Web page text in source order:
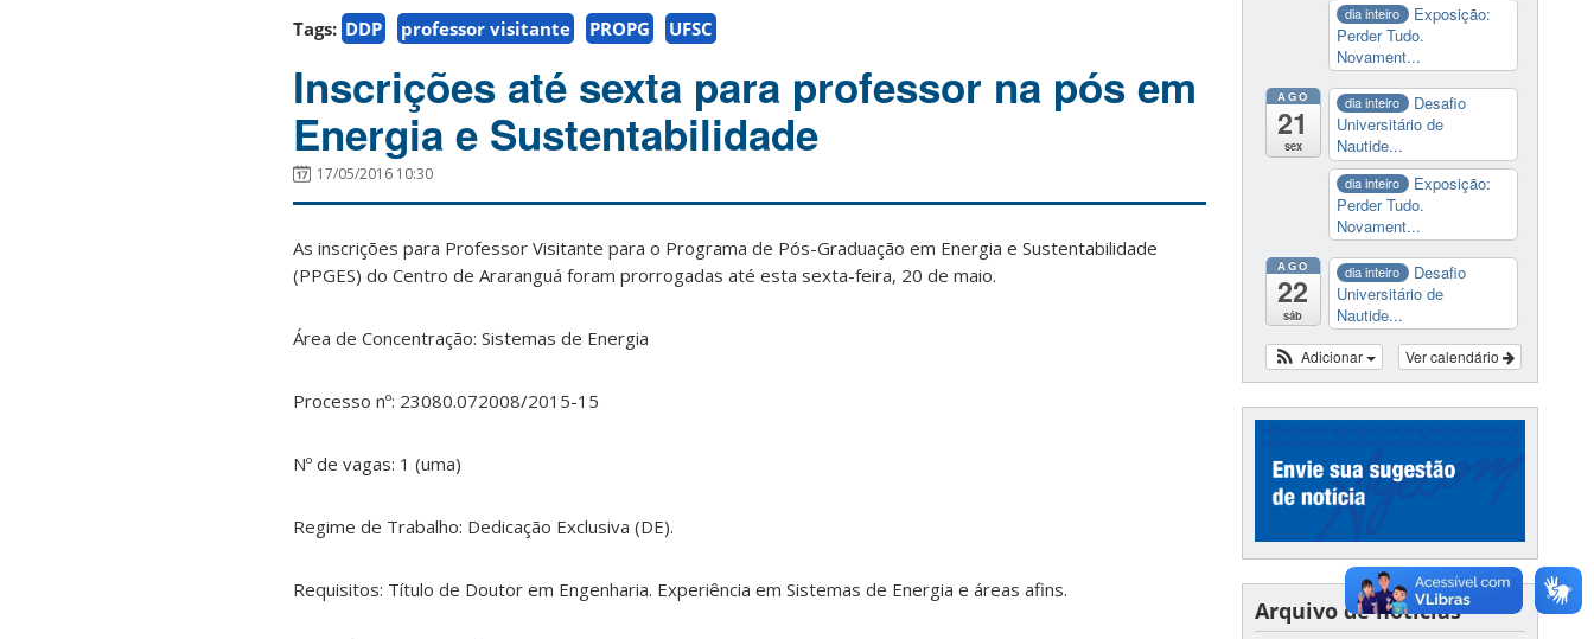
Tags: DDP professor visitante PROPG UFSC
Inscrições até sexta para professor na pós em
Energia e Sustentabilidade
17/05/2016 10:30
As inscrições para Professor Visitante para o Programa de Pós-Graduação em Energia e Sustentabilidade
(PPGES) do Centro de Araranguá foram prorrogadas até esta sexta-feira, 20 de maio.
Área de Concentração: Sistemas de Energia
Processo nº: 23080.072008/2015-15
Nº de vagas: 1 (uma)
Regime de Trabalho: Dedicação Exclusiva (DE).
Requisitos: Título de Doutor em Engenharia. Experiência em Sistemas de Energia e áreas afins.
dia inteiro
Exposição:
Perder Tudo.
Novament...
AGO
21
sex
dia inteiro
Desafio
Universitário de
Nautide...
dia inteiro
Exposição:
Perder Tudo.
Novament...
AGO
22
sáb
dia inteiro
Desafio
Universitário de
Nautide...
Ver calendário
Adicionar
Arquivo de notícias